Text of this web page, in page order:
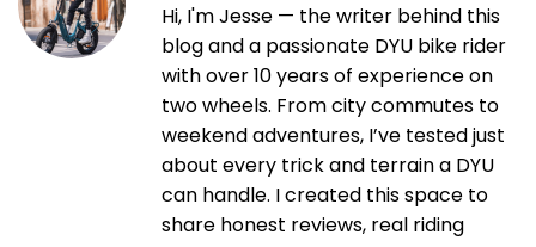
Hi, I'm Jesse — the writer behind this
blog and a passionate DYU bike rider
with over 10 years of experience on
two wheels. From city commutes to
weekend adventures, I’ve tested just
about every trick and terrain a DYU
can handle. I created this space to
share honest reviews, real riding